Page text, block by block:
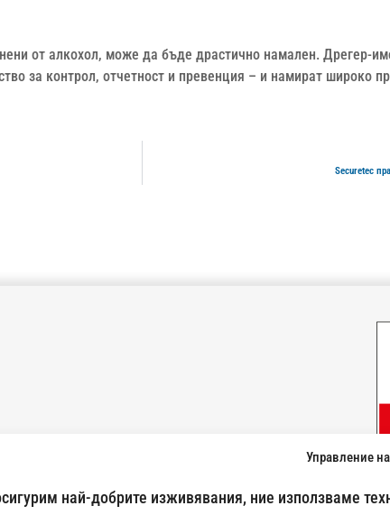
Управление
най-добрите изживявания, ние използваме
от алкохол, може да бъде драстично намален. Дрегер-
за контрол, отчетност и превенция – и намират широко
Securetec